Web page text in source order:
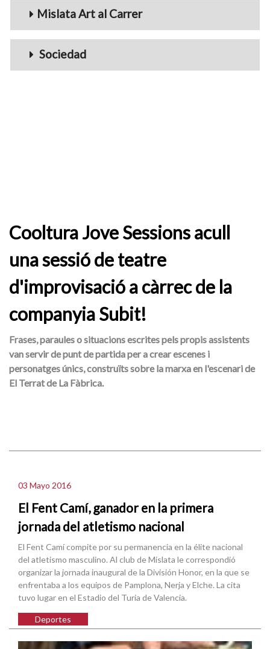
Mislata Art al Carrer
Sociedad
Cooltura Jove Sessions acull
una sessió de teatre
d'improvisació a càrrec de la
companyia Subit!
Frases, paraules o situacions escrites pels propis assistents
van servir de punt de partida per a crear escenes i
personatges únics, construïts sobre la marxa en l'escenari de
El Terrat de La Fàbrica.
03 Mayo 2016
El Fent Camí, ganador en la primera
jornada del atletismo nacional
El Fent Camí compite por su permanencia en la élite nacional
del atletismo masculino. Al club de Mislata le correspondió
organizar la jornada inaugural de la División Honor, en la que se
enfrentaba a los equipos de Pamplona, Nerja y Elche. La cita
tuvo lugar en el Estadio del Turia de Valencia.
Deportes